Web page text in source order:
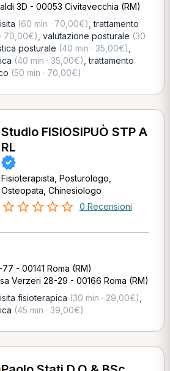
3D - 00053 Civitavecchia (RM)
(60 min · 70,00€) ,trattamento
70,00€) valutazione posturale (30
posturale (40 min · 35,00€)
(40 min · 35,00€) ,trattamento
(50 min · 70,00€)
Studio FISIOSIPUÒ STP A
RL
Fisioterapista, Posturologo,
Osteopata, Chinesiologo
0 Recensioni
- 00141 Roma (RM)
Verzeri 28-29 - 00166 Roma (RM)
fisioterapica (30 min · 29,00€)
(45 min · 39,00€)